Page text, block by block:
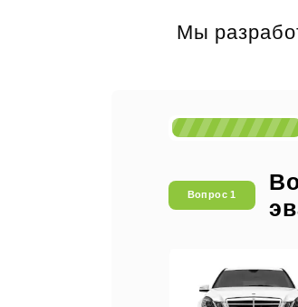
Мы
Вопрос 1